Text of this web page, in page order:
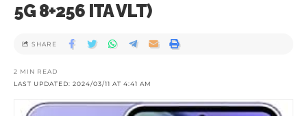
5G 8+256 ITA VLT)
LAST UPDATED: 2024/03/11 AT 4:41 AM
2 MIN READ
SHARE